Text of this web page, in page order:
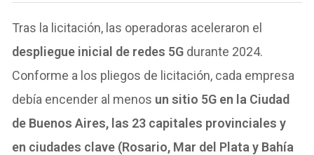
Tras la licitación, las operadoras aceleraron el
despliegue inicial de redes 5G durante 2024.
Conforme a los pliegos de licitación, cada empresa
debía encender al menos un sitio 5G en la Ciudad
de Buenos Aires, las 23 capitales provinciales y
en ciudades clave (Rosario, Mar del Plata y Bahía